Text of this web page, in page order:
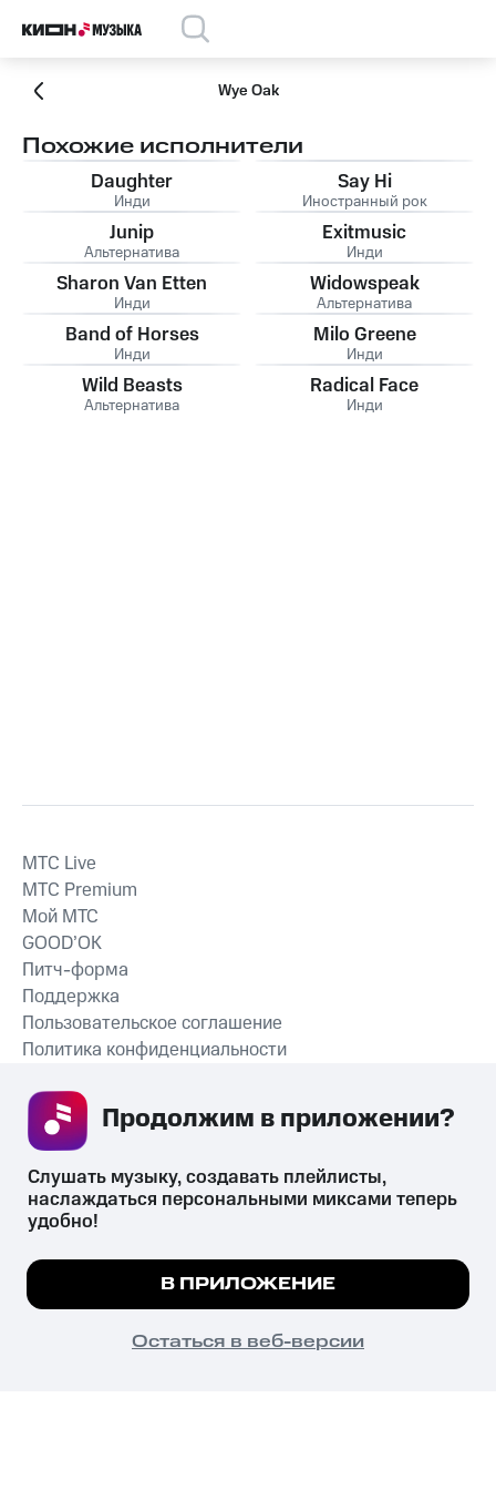
Wye Oak
Похожие исполнители
Daughter
Инди
Say Hi
Иностранный рок
Junip
Альтернатива
Exitmusic
Инди
Sharon Van Etten
Инди
Widowspeak
Альтернатива
Band of Horses
Инди
Milo Greene
Инди
Wild Beasts
Альтернатива
Radical Face
Инди
СКАЧАТЬ ПРИЛОЖЕНИЕ
MTС Live
MTС Premium
Мой МТС
GOOD’OK
Питч-форма
Поддержка
Пользовательское соглашение
Политика конфиденциальности
психотропных веществ, их аналогов причиняет вред здоровью,
их незаконный оборот запрещён и влечёт установленную
законодательством ответственность.
© 2026 ООО «КИОН».
Все права защищены
Мы используем куки, чтобы на сайте все
Подробнее
ПОНЯТНО
Слушать музыку, создавать плейлисты,
наслаждаться персональными миксами теперь
удобно!
В ПРИЛОЖЕНИЕ
Остаться в веб-версии